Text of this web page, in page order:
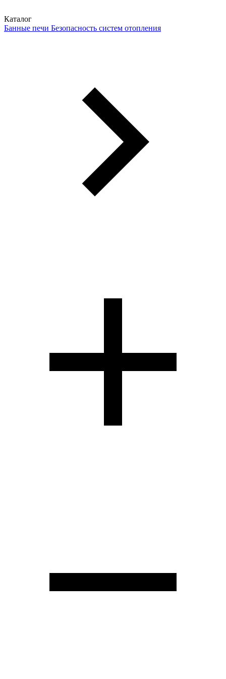
Каталог
Банные печи Безопасность систем отопления